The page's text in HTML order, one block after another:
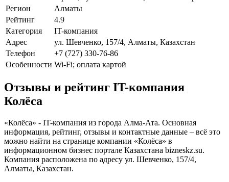
Регион
Алматы
Рейтинг
4.9
Категория
IT-компания
Адрес
ул. Шевченко, 157/4, Алматы, Казахстан
Телефон
+7 (727) 330-76-86
Особенности Wi-Fi; оплата картой
Отзывы и рейтинг IT-компания
Колёса
«Колёса» - IT-компания из города Алма-Ата. Основная
информация, рейтинг, отзывы и контактные данные – всё это
можно найти на странице компании «Колёса» в
информационном бизнес портале Казахстана bizneskz.su.
Компания расположена по адресу ул. Шевченко, 157/4,
Алматы, Казахстан.